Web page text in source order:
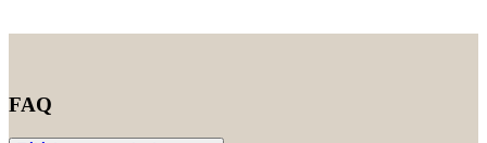
FAQ